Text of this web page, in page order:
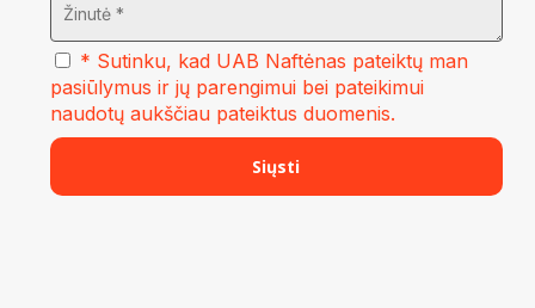
* Sutinku, kad UAB Naftėnas pateiktų man
pasiūlymus ir jų parengimui bei pateikimui
naudotų aukščiau pateiktus duomenis.